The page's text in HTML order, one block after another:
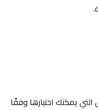
يمكنك اختيارها وفقًا